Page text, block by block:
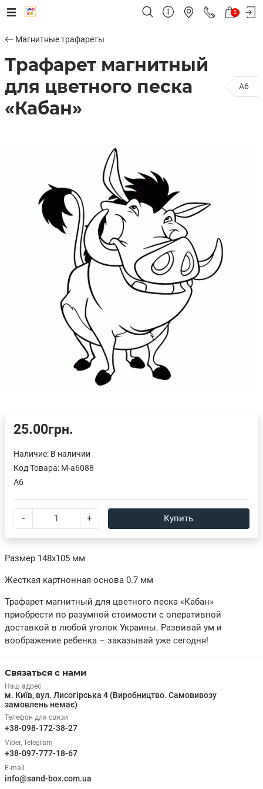
0
Магнитные трафареты
Трафарет магнитный
для цветного песка
«Кабан»
A6
Размер 148х105 мм
Жесткая картнонная основа 0.7 мм
Трафарет магнитный для цветного песка «Кабан»
приобрести по разумной стоимости с оперативной
доставкой в любой уголок Украины. Развивай ум и
воображение ребенка – заказывай уже сегодня!
25.00грн.
Наличие: В наличии
Код Товара: M-a6088
A6
- + Купить
Связаться с нами
Наш адрес
м. Київ, вул. Лисогірська 4 (Виробництво. Самовивозу
замовлень немає)
Телефон для связи
+38-098-172-38-27
Viber, Telegram
+38-097-777-18-67
E-mail
info@sand-box.com.ua